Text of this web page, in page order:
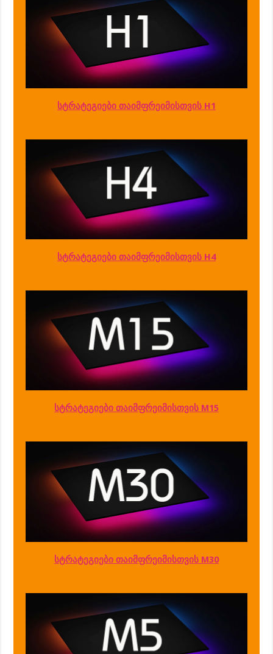
სტრატეგიები თაიმფრეიმისთვის H1
სტრატეგიები თაიმფრეიმისთვის H4
სტრატეგიები თაიმფრეიმისთვის M15
სტრატეგიები თაიმფრეიმისთვის M30